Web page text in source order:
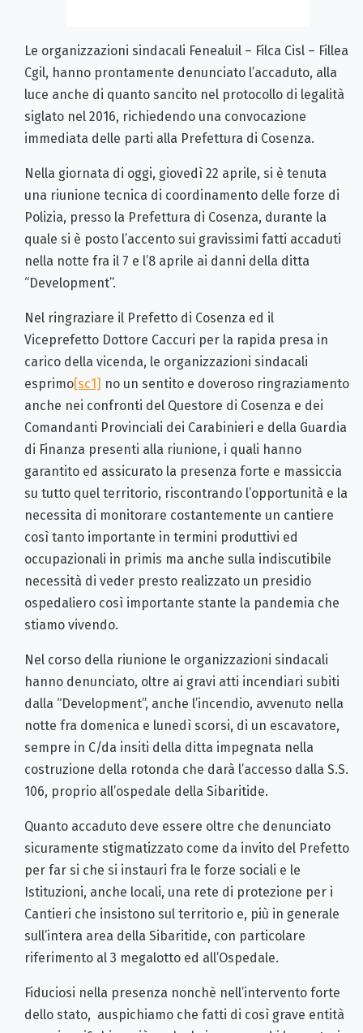
Le organizzazioni sindacali Fenealuil – Filca Cisl – Fillea
Cgil, hanno prontamente denunciato l’accaduto, alla
luce anche di quanto sancito nel protocollo di legalità
siglato nel 2016, richiedendo una convocazione
immediata delle parti alla Prefettura di Cosenza.
Nella giornata di oggi, giovedì 22 aprile, si è tenuta
una riunione tecnica di coordinamento delle forze di
Polizia, presso la Prefettura di Cosenza, durante la
quale si è posto l’accento sui gravissimi fatti accaduti
nella notte fra il 7 e l’8 aprile ai danni della ditta
“Development”.
Nel ringraziare il Prefetto di Cosenza ed il
Viceprefetto Dottore Caccuri per la rapida presa in
carico della vicenda, le organizzazioni sindacali
esprimo[sc1] no un sentito e doveroso ringraziamento
anche nei confronti del Questore di Cosenza e dei
Comandanti Provinciali dei Carabinieri e della Guardia
di Finanza presenti alla riunione, i quali hanno
garantito ed assicurato la presenza forte e massiccia
su tutto quel territorio, riscontrando l’opportunità e la
necessita di monitorare costantemente un cantiere
così tanto importante in termini produttivi ed
occupazionali in primis ma anche sulla indiscutibile
necessità di veder presto realizzato un presidio
ospedaliero così importante stante la pandemia che
stiamo vivendo.
Nel corso della riunione le organizzazioni sindacali
hanno denunciato, oltre ai gravi atti incendiari subiti
dalla “Development”, anche l’incendio, avvenuto nella
notte fra domenica e lunedì scorsi, di un escavatore,
sempre in C/da insiti della ditta impegnata nella
costruzione della rotonda che darà l’accesso dalla S.S.
106, proprio all’ospedale della Sibaritide.
Quanto accaduto deve essere oltre che denunciato
sicuramente stigmatizzato come da invito del Prefetto
per far si che si instauri fra le forze sociali e le
Istituzioni, anche locali, una rete di protezione per i
Cantieri che insistono sul territorio e, più in generale
sull’intera area della Sibaritide, con particolare
riferimento al 3 megalotto ed all’Ospedale.
Fiduciosi nella presenza nonchè nell’intervento forte
dello stato, auspichiamo che fatti di così grave entità